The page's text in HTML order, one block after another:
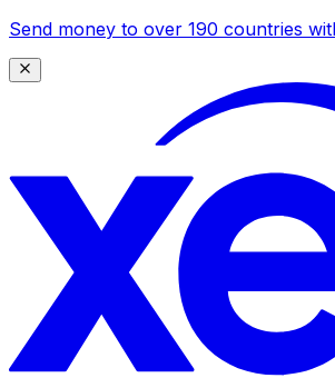
Send money to over 190 countries